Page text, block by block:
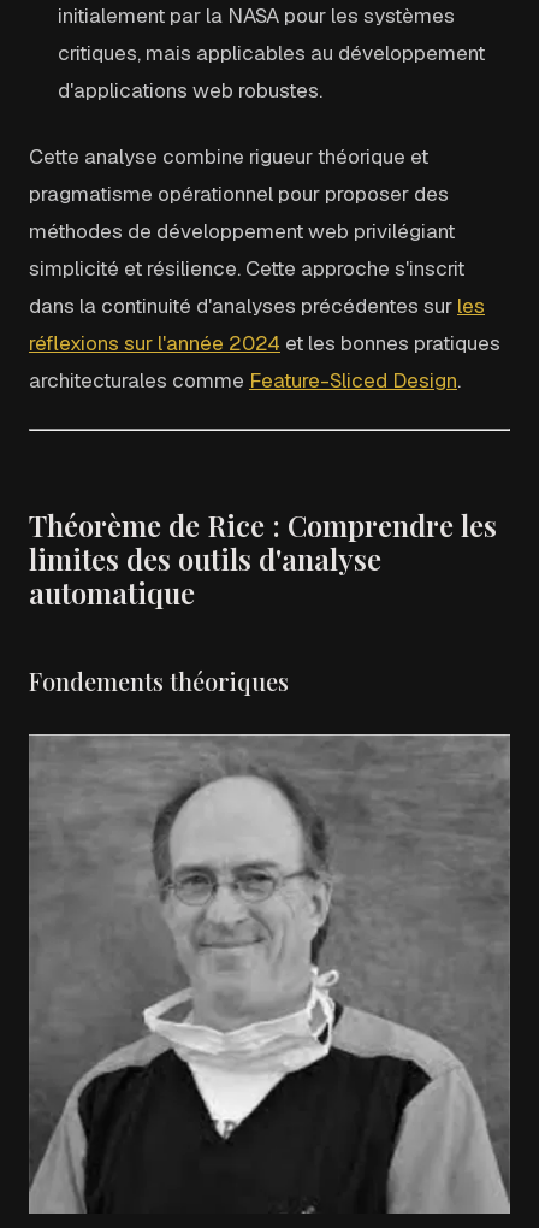
initialement par la NASA pour les systèmes
critiques, mais applicables au développement
d'applications web robustes.
Cette analyse combine rigueur théorique et
pragmatisme opérationnel pour proposer des
méthodes de développement web privilégiant
simplicité et résilience. Cette approche s'inscrit
dans la continuité d'analyses précédentes sur les
réflexions sur l'année 2024 et les bonnes pratiques
architecturales comme Feature-Sliced Design.
Théorème de Rice : Comprendre les
limites des outils d'analyse
automatique
Fondements théoriques